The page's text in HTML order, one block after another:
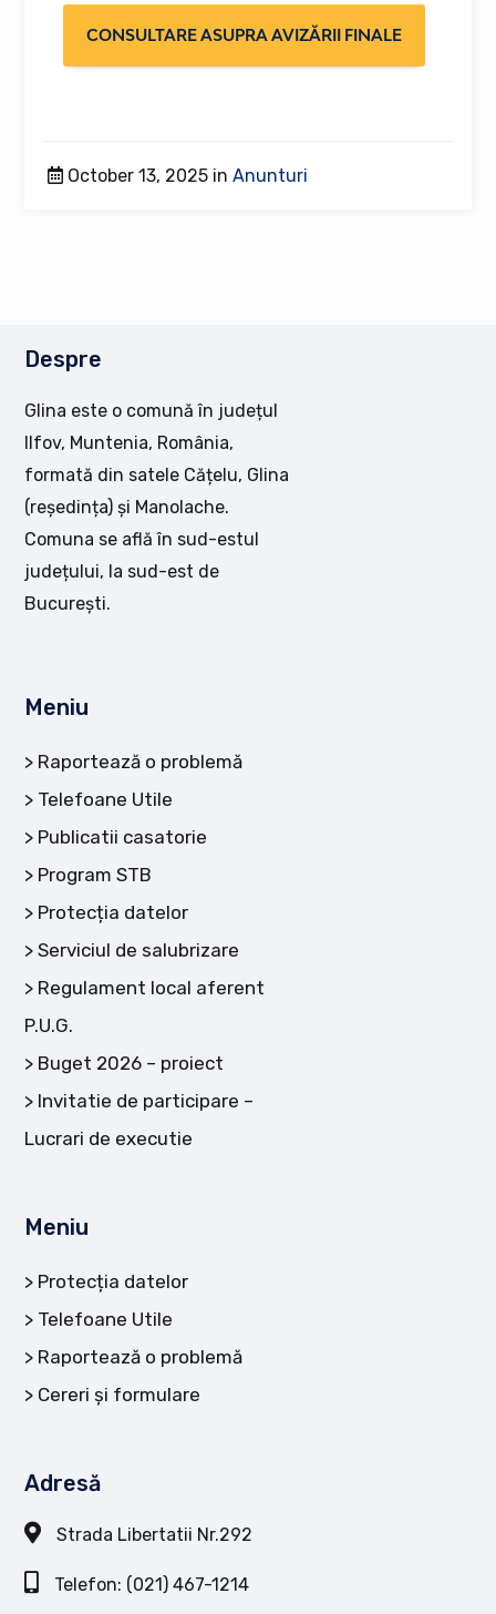
CONSULTARE ASUPRA AVIZĂRII FINALE
October 13, 2025 inAnunturi
Despre
Glina este o comună în județul
Ilfov, Muntenia, România,
formată din satele Cățelu, Glina
(reședința) și Manolache.
Comuna se află în sud-estul
județului, la sud-est de
București.
Meniu
Raportează o problemă
Telefoane Utile
Publicatii casatorie
Program STB
Protecția datelor
Serviciul de salubrizare
Regulament local aferent
P.U.G.
Buget 2026 – proiect
Invitatie de participare –
Lucrari de executie
Meniu
Protecția datelor
Telefoane Utile
Raportează o problemă
Cereri și formulare
Adresă
Strada Libertatii Nr.292
Telefon: (021) 467-1214